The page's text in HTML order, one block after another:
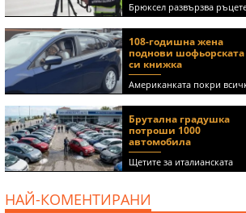
Брюксел развързва
на правителствата за
приложения като Waze и
Google Maps
108-годишна жена
поднови шофьорската
си книжка
Американката покри
медицински изисквания,
(ВИДЕО)
Брутална градушка
потроши 1000
автомобила
Щетите за италианската
автокъща се оценяват на 5
НАЙ-КОМЕНТИРАНИ